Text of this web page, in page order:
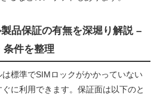
品保証の有無を深堀り解説 –
条件を整理
標準でSIMロックがかかっていない
に利用できます。保証面は以下のと